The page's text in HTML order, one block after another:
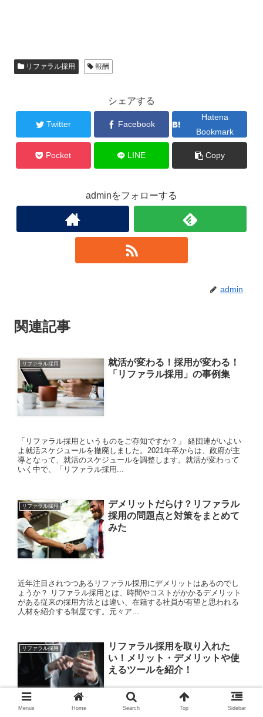
リファラル採用 報酬
シェアする
Twitter Facebook
Hatena
Bookmark
Pocket LINE Copy
adminをフォローする
admin
関連記事
リファラル採用
就活が変わる！採用が変わる！
「リファラル採用」の事例集
「リファラル採用というものをご存知ですか？」 経団連がいよい
よ就活スケジュールを撤廃しました。2021年卒からは、政府が主
導となって、就活のスケジュールを調整します。就活が変わって
いく中で、「リファラル採用...
リファラル採用
デメリットだらけ？リファラル
採用の問題点と対策をまとめて
みた
近年注目されつつあるリファラル採用にデメリットはあるのでし
ょうか？ リファラル採用とは、時間やコストがかかるデメリット
がある従来の採用方法とは違い、在籍する社員が有望と思われる
人材を紹介する制度です。元々ア...
リファラル採用
リファラル採用を取り入れた
い！メリット・デメリットや使
えるツールを紹介！
Menus Home Search Top Sidebar